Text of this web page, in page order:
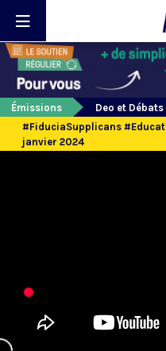
Émissions
Deo et Débats
#FiduciaSupplicans
janvier 2024